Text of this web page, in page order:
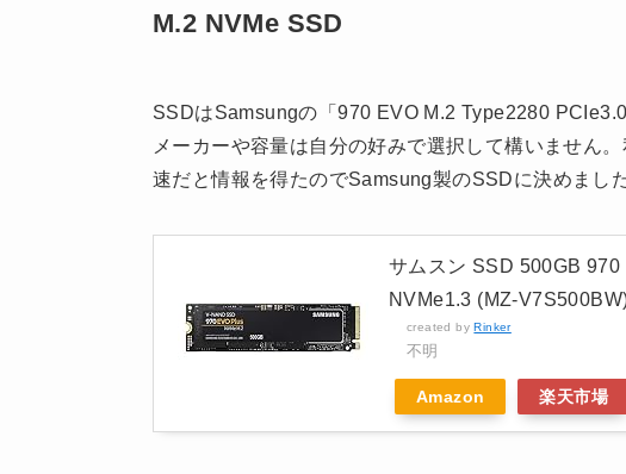
M.2 NVMe SSD
SSDはSamsungの「970 EVO M.2 Type2280
メーカーや容量は自分の好みで選択して構いません
速だと情報を得たのでSamsung製のSSDに決めました
サムスン SSD 500GB
NVMe1.3 (MZ-
created byRinker
不明
Amazon 楽天市場